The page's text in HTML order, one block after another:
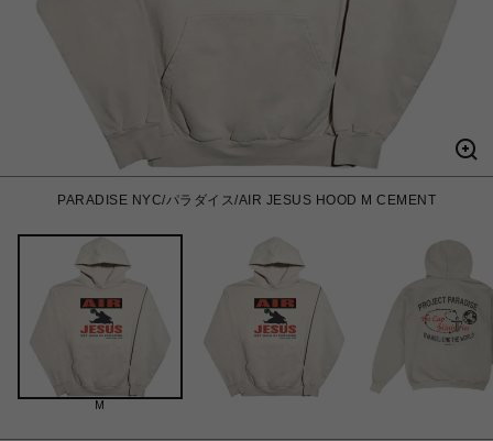
PARADISE NYC/パラダイス/AIR JESUS HOOD M CEMENT
M